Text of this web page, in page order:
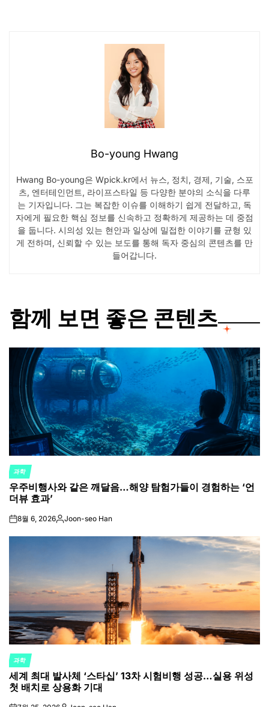
Bo-young Hwang
Hwang Bo-young은 Wpick.kr에서 뉴스, 정치, 경제, 기술, 스포
츠, 엔터테인먼트, 라이프스타일 등 다양한 분야의 소식을 다루
는 기자입니다. 그는 복잡한 이슈를 이해하기 쉽게 전달하고, 독
자에게 필요한 핵심 정보를 신속하고 정확하게 제공하는 데 중점
을 둡니다. 시의성 있는 현안과 일상에 밀접한 이야기를 균형 있
게 전하며, 신뢰할 수 있는 보도를 통해 독자 중심의 콘텐츠를 만
들어갑니다.
함께 보면 좋은 콘텐츠
POSTED
IN
과학
우주비행사와 같은 깨달음…해양 탐험가들이 경험하는 ‘언
더뷰 효과’
on8월 6, 2026Posted
Joon-seo Han
POSTED
IN
과학
세계 최대 발사체 ‘스타십’ 13차 시험비행 성공…실용 위성
첫 배치로 상용화 기대